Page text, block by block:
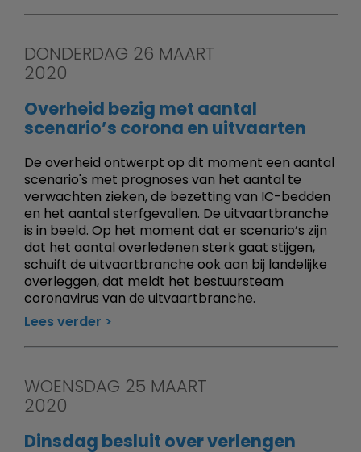
DONDERDAG 26 MAART
2020
Overheid bezig met aantal
scenario’s corona en uitvaarten
De overheid ontwerpt op dit moment een aantal
scenario's met prognoses van het aantal te
verwachten zieken, de bezetting van IC-bedden
en het aantal sterfgevallen. De uitvaartbranche
is in beeld. Op het moment dat er scenario’s zijn
dat het aantal overledenen sterk gaat stijgen,
schuift de uitvaartbranche ook aan bij landelijke
overleggen, dat meldt het bestuursteam
coronavirus van de uitvaartbranche.
Lees verder
WOENSDAG 25 MAART
2020
Dinsdag besluit over verlengen